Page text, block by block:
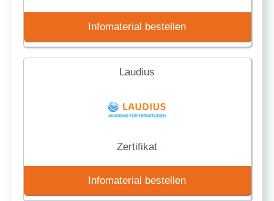
Infomaterial bestellen
Laudius
Zertifikat
Infomaterial bestellen